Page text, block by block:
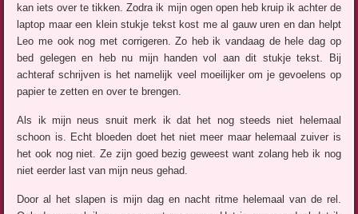
kan iets over te tikken. Zodra ik mijn ogen open heb kruip ik achter de
laptop maar een klein stukje tekst kost me al gauw uren en dan helpt
Leo me ook nog met corrigeren. Zo heb ik vandaag de hele dag op
bed gelegen en heb nu mijn handen vol aan dit stukje tekst. Bij
achteraf schrijven is het namelijk veel moeilijker om je gevoelens op
papier te zetten en over te brengen.
Als ik mijn neus snuit merk ik dat het nog steeds niet helemaal
schoon is. Echt bloeden doet het niet meer maar helemaal zuiver is
het ook nog niet. Ze zijn goed bezig geweest want zolang heb ik nog
niet eerder last van mijn neus gehad.
Door al het slapen is mijn dag en nacht ritme helemaal van de rel.